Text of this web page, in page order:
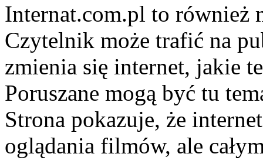
Internat.com.pl to również
Czytelnik może trafić na
zmienia się internet, jakie
Poruszane mogą być tu
Strona pokazuje, że
oglądania filmów, ale